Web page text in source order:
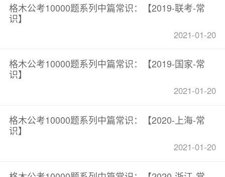
格木公考10000题系列中篇常识：【2019-联考-常
识】
2021-01-20
格木公考10000题系列中篇常识：【2019-国家-常
识】
2021-01-20
格木公考10000题系列中篇常识：【2020-上海-常
识】
2021-01-20